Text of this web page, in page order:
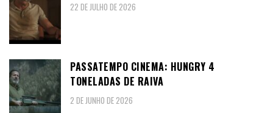
22 DE JULHO DE 2026
PASSATEMPO CINEMA: HUNGRY 4
TONELADAS DE RAIVA
2 DE JUNHO DE 2026